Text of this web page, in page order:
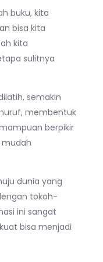
buku, kita
bisa kita
kita
sulitnya
semakin
membentuk
berpikir
mudah
dunia yang
tokoh-
ini sangat
bisa menjadi